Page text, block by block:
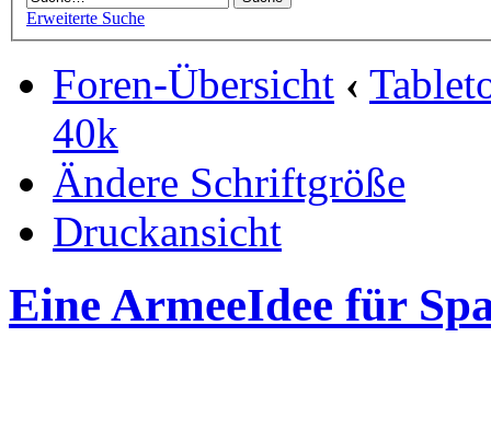
Erweiterte Suche
Foren-Übersicht ‹
40k
Ändere Schriftgröße
Druckansicht
Eine ArmeeIdee für